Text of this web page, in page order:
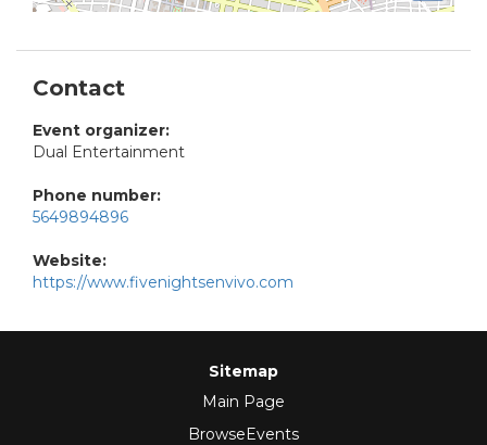
Contact
Event organizer:
Dual Entertainment
Phone number:
5649894896
Website:
https://www.fivenightsenvivo.com
Sitemap
Main Page
BrowseEvents